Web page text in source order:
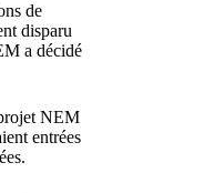
de
disparu
a décidé
NEM
entrées